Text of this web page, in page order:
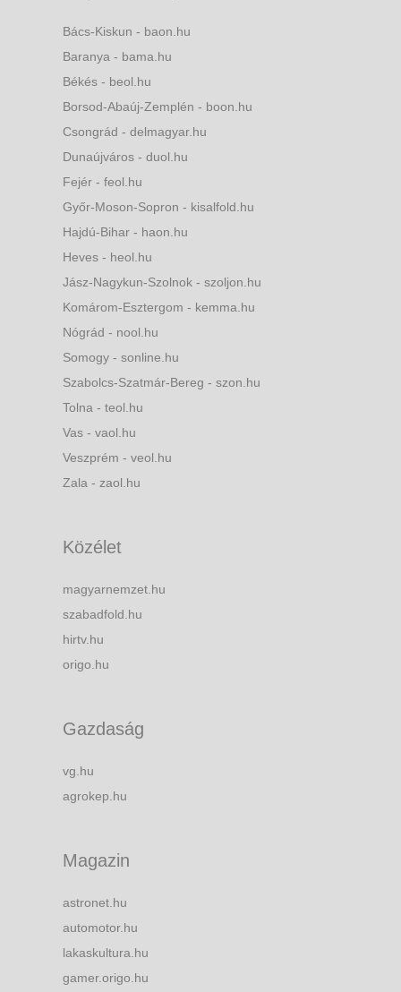
Bács-Kiskun - baon.hu
Baranya - bama.hu
Békés - beol.hu
Borsod-Abaúj-Zemplén - boon.hu
Csongrád - delmagyar.hu
Dunaújváros - duol.hu
Fejér - feol.hu
Győr-Moson-Sopron - kisalfold.hu
Hajdú-Bihar - haon.hu
Heves - heol.hu
Jász-Nagykun-Szolnok - szoljon.hu
Komárom-Esztergom - kemma.hu
Nógrád - nool.hu
Somogy - sonline.hu
Szabolcs-Szatmár-Bereg - szon.hu
Tolna - teol.hu
Vas - vaol.hu
Veszprém - veol.hu
Zala - zaol.hu
Közélet
magyarnemzet.hu
szabadfold.hu
hirtv.hu
origo.hu
Gazdaság
vg.hu
agrokep.hu
Magazin
astronet.hu
automotor.hu
lakaskultura.hu
gamer.origo.hu